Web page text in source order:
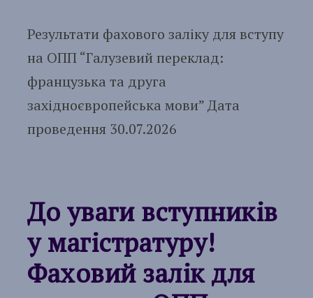
Результати фахового заліку для вступу
на ОПП “Галузевий переклад:
французька та друга
західноєвропейська мови” Дата
проведення 30.07.2026
До уваги вступників
у магістратуру!
Фаховий залік для